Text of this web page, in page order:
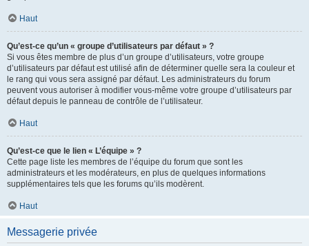
Haut
Qu’est-ce qu’un « groupe d’utilisateurs par défaut » ?
Si vous êtes membre de plus d’un groupe d’utilisateurs, votre groupe
d’utilisateurs par défaut est utilisé afin de déterminer quelle sera la couleur et
le rang qui vous sera assigné par défaut. Les administrateurs du forum
peuvent vous autoriser à modifier vous-même votre groupe d’utilisateurs par
défaut depuis le panneau de contrôle de l’utilisateur.
Haut
Qu’est-ce que le lien « L’équipe » ?
Cette page liste les membres de l’équipe du forum que sont les
administrateurs et les modérateurs, en plus de quelques informations
supplémentaires tels que les forums qu’ils modèrent.
Haut
Messagerie privée